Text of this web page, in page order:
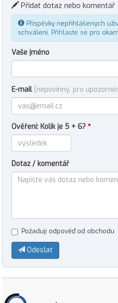
Přidat dotaz nebo komentář
Příspěvky nepřihlášených
schválení. Přihlaste se pro
Vaše jméno
E-mail (nepovinný, pro
Ověření: Kolik je 5 + 6? *
Dotaz / komentář
Požaduji odpověď od obchodu
Odeslat